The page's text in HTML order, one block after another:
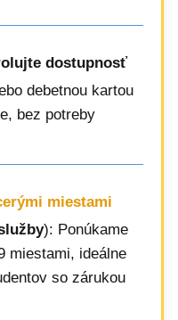
dostupnosť
debetnou kartou
bez potreby
miestami
): Ponúkame
miestami, ideálne
so zárukou